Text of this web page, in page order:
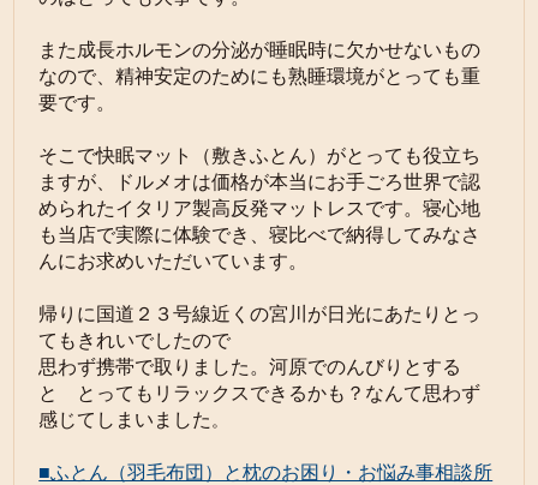
また成長ホルモンの分泌が睡眠時に欠かせないもの
なので、精神安定のためにも熟睡環境がとっても重
要です。
そこで快眠マット（敷きふとん）がとっても役立ち
ますが、ドルメオは価格が本当にお手ごろ世界で認
められたイタリア製高反発マットレスです。寝心地
も当店で実際に体験でき、寝比べで納得してみなさ
んにお求めいただいています。
帰りに国道２３号線近くの宮川が日光にあたりとっ
てもきれいでしたので
思わず携帯で取りました。河原でのんびりとする
と とってもリラックスできるかも？なんて思わず
感じてしまいました。
■ふとん（羽毛布団）と枕のお困り・お悩み事相談所